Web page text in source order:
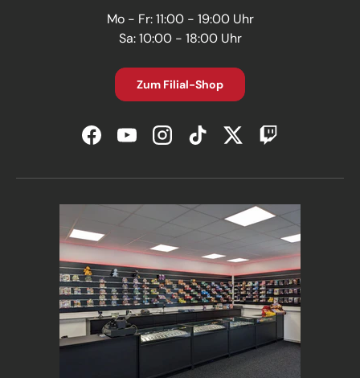
Mo - Fr: 11:00 - 19:00 Uhr
Sa: 10:00 - 18:00 Uhr
Zum Filial-Shop
FacebookYouTubeInstagramTikTokTwitterTwitch